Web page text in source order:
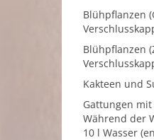
Blühpflanzen
Blühpflanzen
Kakteen und
Gattungen
Während der
10 l Wasser